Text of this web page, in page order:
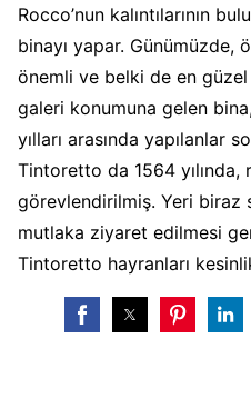
Rocco’nun kalıntılarının
binayı yapar. Günümüzde,
önemli ve belki de en
galeri konumuna gelen
yılları arasında yapılanlar
Tintoretto da 1564 yılında,
görevlendirilmiş. Yeri biraz
mutlaka ziyaret edilmesi
Tintoretto hayranları